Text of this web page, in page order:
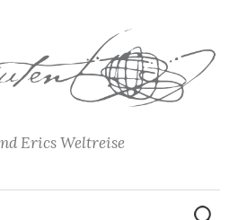
Erics Weltreise
Suchen
nach: